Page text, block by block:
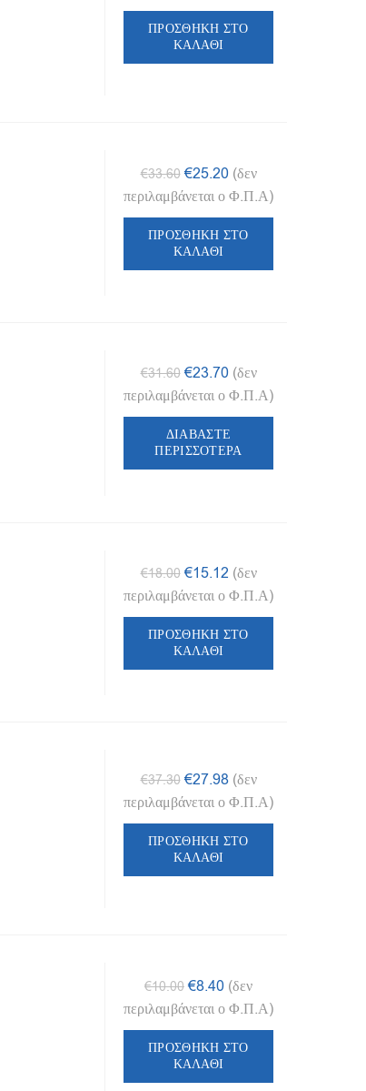
ΠΡΟΣΘΉΚΗ ΣΤΟ
ΚΑΛΆΘΙ
€33.60 Original
price
was:
€33.60.
€25.20Η
τρέχουσα
τιμή
είναι:
(δεν
περιλαμβάνεται ο Φ.Π.Α)
ΠΡΟΣΘΉΚΗ ΣΤΟ
ΚΑΛΆΘΙ
€31.60 Original
price
was:
€31.60.
€23.70Η
τρέχουσα
τιμή
είναι:
(δεν
περιλαμβάνεται ο Φ.Π.Α)
ΔΙΑΒΆΣΤΕ
ΠΕΡΙΣΣΌΤΕΡΑ
€18.00 Original
price
was:
€18.00.
€15.12Η
τρέχουσα
τιμή
είναι:
(δεν
περιλαμβάνεται ο Φ.Π.Α)
ΠΡΟΣΘΉΚΗ ΣΤΟ
ΚΑΛΆΘΙ
€37.30 Original
price
was:
€37.30.
€27.98Η
τρέχουσα
τιμή
είναι:
(δεν
περιλαμβάνεται ο Φ.Π.Α)
ΠΡΟΣΘΉΚΗ ΣΤΟ
ΚΑΛΆΘΙ
€10.00 Original
price
was:
€10.00.
€8.40Η
τρέχουσα
τιμή
είναι:
(δεν
περιλαμβάνεται ο Φ.Π.Α)
ΠΡΟΣΘΉΚΗ ΣΤΟ
ΚΑΛΆΘΙ